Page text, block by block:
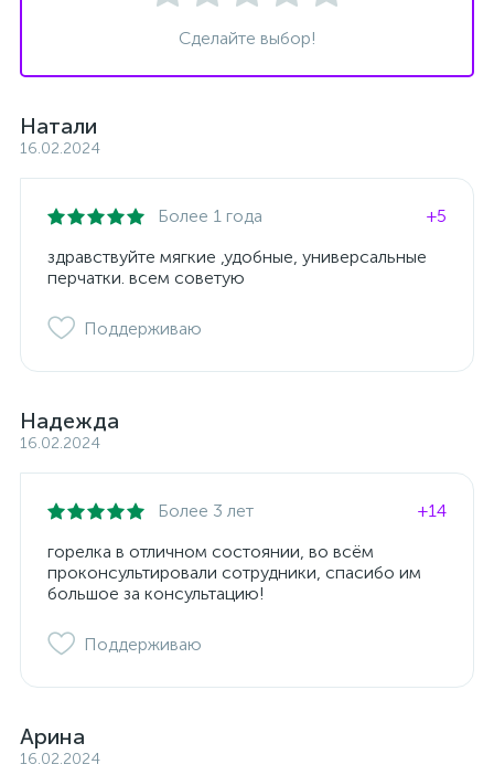
Сделайте выбор!
Натали
16.02.2024
Более 1 года
+5
здравствуйте мягкие ,удобные, универсальные
перчатки. всем советую
Поддерживаю
Надежда
16.02.2024
Более 3 лет
+14
горелка в отличном состоянии, во всём
проконсультировали сотрудники, спасибо им
большое за консультацию!
Поддерживаю
Арина
16.02.2024